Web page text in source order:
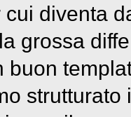
diventa
grossa
buon